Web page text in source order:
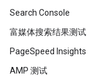
Search Console
富媒体搜索结果测试
PageSpeed Insights
AMP 测试